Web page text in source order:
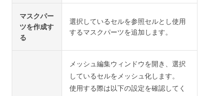
マスクパー
ツを作成す
る
選択しているセルを参照セルとし使用
するマスクパーツを追加します。
メッシュ編集ウィンドウを開き、選択
しているセルをメッシュ化します。
使用する際は以下の設定を確認してく